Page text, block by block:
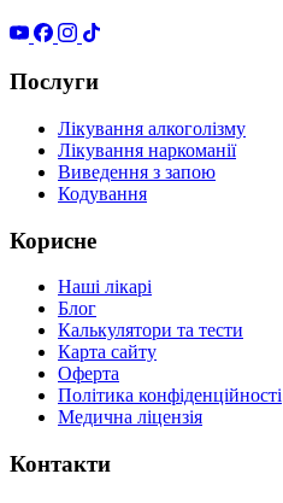
Послуги
Лікування алкоголізму
Лікування наркоманії
Виведення з запою
Кодування
Корисне
Наші лікарі
Блог
Калькулятори та тести
Карта сайту
Оферта
Політика конфіденційності
Медична ліцензія
Контакти